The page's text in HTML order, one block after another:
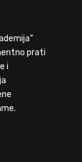
prati
i